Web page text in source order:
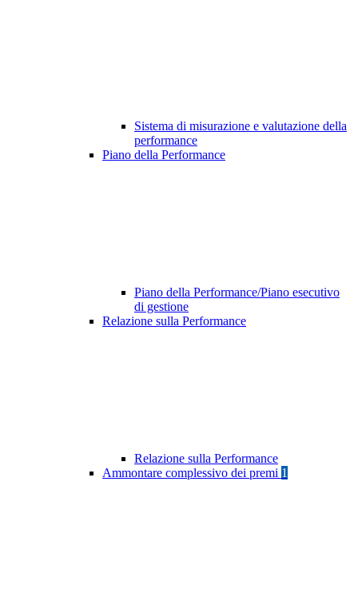
Sistema di misurazione e valutazione della
performance
Piano della Performance
Piano della Performance/Piano esecutivo
di gestione
Relazione sulla Performance
Relazione sulla Performance
Ammontare complessivo dei premi 1